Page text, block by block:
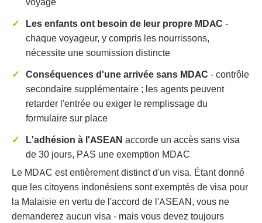
Les enfants ont besoin de leur propre MDAC -
chaque voyageur, y compris les nourrissons,
nécessite une soumission distincte
Conséquences d'une arrivée sans MDAC - contrôle
secondaire supplémentaire ; les agents peuvent
retarder l'entrée ou exiger le remplissage du
formulaire sur place
L'adhésion à l'ASEAN accorde un accès sans visa
de 30 jours, PAS une exemption MDAC
Le MDAC est entièrement distinct d'un visa. Étant donné
que les citoyens indonésiens sont exemptés de visa pour
la Malaisie en vertu de l'accord de l'ASEAN, vous ne
demanderez aucun visa - mais vous devez toujours